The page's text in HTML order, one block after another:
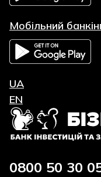
Мобільний
UA
EN
0800 50 30